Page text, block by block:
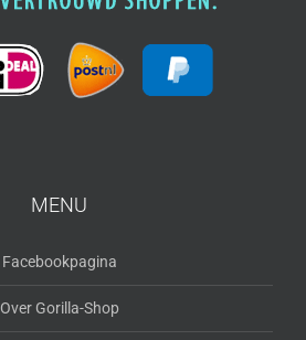
MENU
Facebookpagina
Over Gorilla-Shop